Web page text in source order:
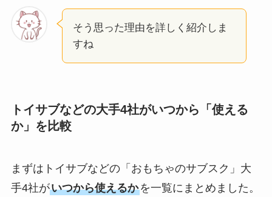
そう思った理由を詳しく紹介しま
すね
トイサブなどの大手4社がいつから「使える
か」を比較
まずはトイサブなどの「おもちゃのサブスク」大
手4社がいつから使えるかを一覧にまとめました。